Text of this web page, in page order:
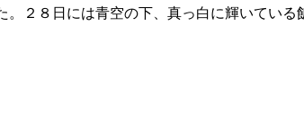
２８日には青空の下、真っ白に輝いている